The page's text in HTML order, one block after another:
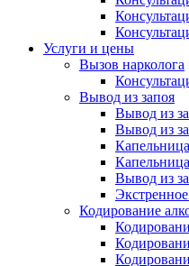
Услуги и цены
Вызов нарколога
Вывод из запоя
Вывод из
Вывод из
Вывод из
Кодирование